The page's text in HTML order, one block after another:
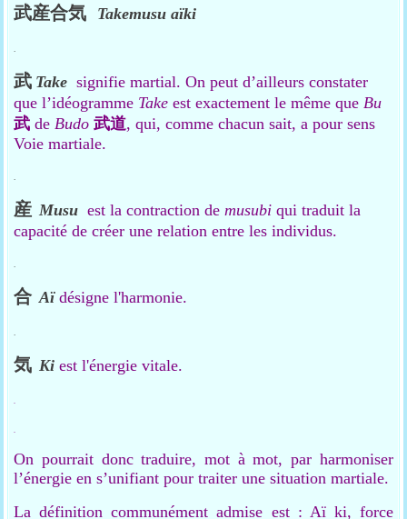
武産合気 Takemusu aïki
武 Take signifie martial. On peut d’ailleurs constater
que l’idéogramme Take est exactement le même que Bu
武 de Budo武道, qui, comme chacun sait, a pour sens
Voie martiale.
産 Musu est la contraction de musubi qui traduit la
capacité de créer une relation entre les individus.
合 Aï désigne l'harmonie.
気 Ki est l'énergie vitale.
On pourrait donc traduire, mot à mot, par harmoniser
l’énergie en s’unifiant pour traiter une situation martiale.
La définition communément admise est : Aï ki, force